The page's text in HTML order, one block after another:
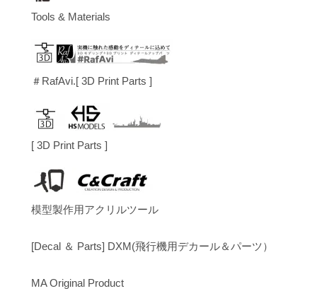
Tools & Materials
＃RafAvi.[ 3D Print Parts ]
[ 3D Print Parts ]
模型製作用アクリルツール
[Decal ＆ Parts] DXM(飛行機用デカール＆パーツ）
MA Original Product